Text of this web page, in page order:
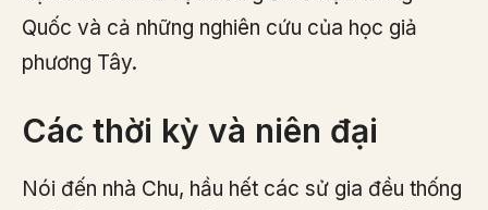
Quốc và cả những nghiên cứu của học giả
phương Tây.
Các thời kỳ và niên đại
Nói đến nhà Chu, hầu hết các sử gia đều thống